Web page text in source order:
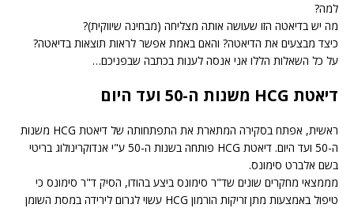
למה?
מה יש בדיאטה הזו שעושה אותה מצליחה (מבחינה שיווקית)?
כיצד מבצעים את הדיאטה? והאם באמת אפשר לראות תוצאות בדיאטה?
על כל השאלות הללו אני אנסה לענות בכתבה שבפניכם…
דיאטת HCG משנות ה-50 ועד היום
ראשית, אפתח בסקירה המתארת את התפתחותה של דיאטת HCG משנות
ה-50 ועד היום. דיאטת HCG פותחה בשנות ה-50 ע"י אנדוקרינולוג בריטי
בשם אלברט סימונס.
מממצאי מחקרים שונים שד"ר סימונס ביצע בהודו, הסיק ד"ר סימונס כי
טיפול באמצעות מתן זריקות הורמון HCG עשוי לגרום לירידה במסת השומן